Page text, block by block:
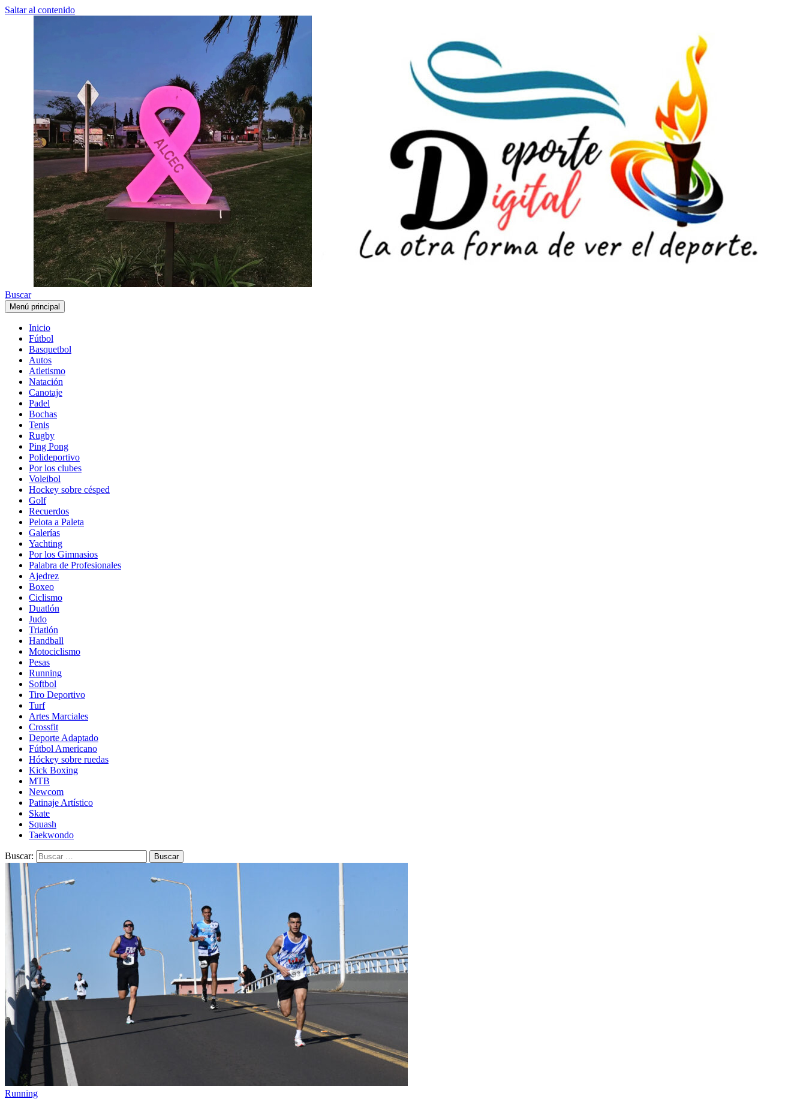
Saltar al contenido
Buscar
Menú principal
Inicio
Fútbol
Basquetbol
Autos
Atletismo
Natación
Canotaje
Padel
Bochas
Tenis
Rugby
Ping Pong
Polideportivo
Por los clubes
Voleibol
Hockey sobre césped
Golf
Recuerdos
Pelota a Paleta
Galerías
Yachting
Por los Gimnasios
Palabra de Profesionales
Ajedrez
Boxeo
Ciclismo
Duatlón
Judo
Triatlón
Handball
Motociclismo
Pesas
Running
Softbol
Tiro Deportivo
Turf
Artes Marciales
Crossfit
Deporte Adaptado
Fútbol Americano
Hóckey sobre ruedas
Kick Boxing
MTB
Newcom
Patinaje Artístico
Skate
Squash
Taekwondo
Buscar:
Running